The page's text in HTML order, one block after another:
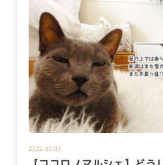
2021-02-03